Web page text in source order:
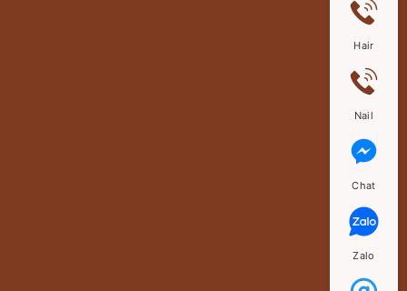
Hair
Nail
Chat
Zalo